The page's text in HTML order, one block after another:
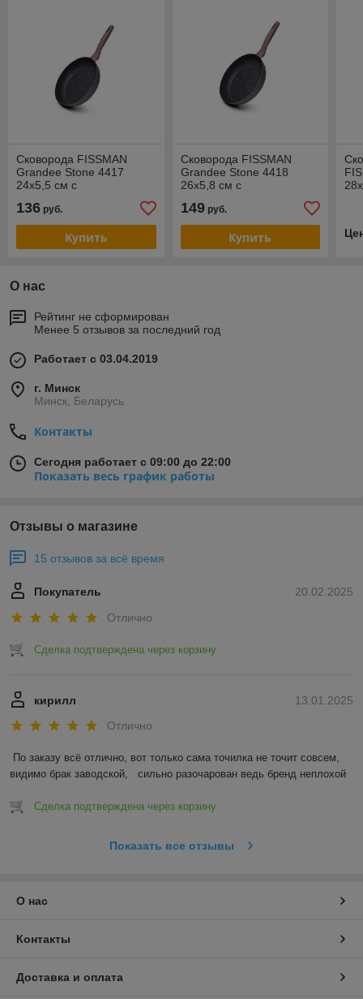
Cковорода FISSMAN
Grandee Stone 4417
24x5,5 см с
(алюминий с
антипригарным
покрытием)
136 руб.
Купить
Cковорода FISSMAN
Grandee Stone 4418
26x5,8 см с
(алюминий с
антипригарным
покрытием)
149руб.
Купить
О нас
Рейтинг не сформирован
Менее 5 отзывов за последний год
Работает с 03.04.2019
г. Минск
Минск, Беларусь
Контакты
Сегодня работает с 09:00 до 22:00
Показать весь график работы
Отзывы о магазине
15 отзывов за всё время
20.02.2025
Покупатель
Отлично
Сделка подтверждена через корзину
13.01.2025
кирилл
Отлично
По заказу всё отлично, вот только сама точилка не точит совсем,
видимо брак заводской,   сильно разочарован ведь бренд неплохой
Сделка подтверждена через корзину
Показать все отзывы
О нас
Контакты
Доставка и оплата